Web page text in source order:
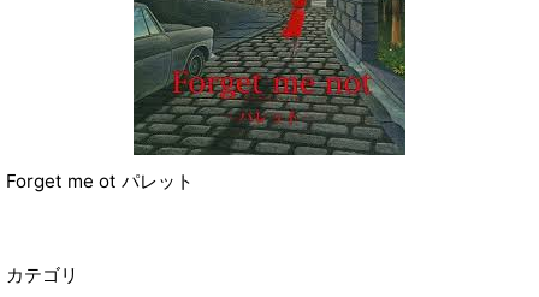
Forget me ot パレット
カテゴリ